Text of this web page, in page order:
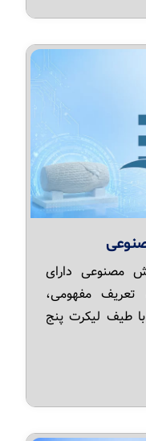
مصنوعی دارای
تعریف مفهومی،
طیف لیکرت پنج